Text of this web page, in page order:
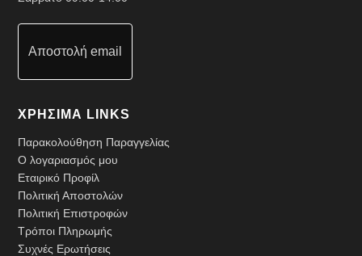
Αποστολή email
ΧΡΗΣΙΜΑ LINKS
Παρακολούθηση Παραγγελίας
Ο λογαριασμός μου
Εταιρικό Προφίλ
Πολιτική Αποστολών
Πολιτική Επιστροφών
Τρόποι Πληρωμής
Συχνές Ερωτήσεις